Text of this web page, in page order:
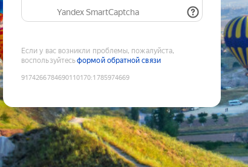
Yandex SmartCaptcha
Если у вас возникли проблемы, пожалуйста,
воспользуйтесьформой обратной связи
9174266784690110170:1785974669